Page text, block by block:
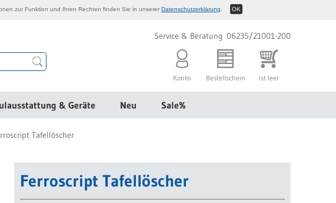
Service & Beratung 06235/21001-200
Konto Bestellschein ist leer
& Geräte Neu Sale%
Tafellöscher
Ferroscript Tafellöscher
zur Funktion und Ihren Rechten finden Sie in unserer Datenschutzerklärung OK